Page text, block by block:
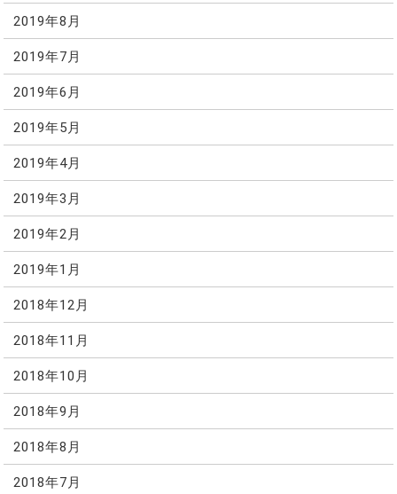
2019年8月
2019年7月
2019年6月
2019年5月
2019年4月
2019年3月
2019年2月
2019年1月
2018年12月
2018年11月
2018年10月
2018年9月
2018年8月
2018年7月